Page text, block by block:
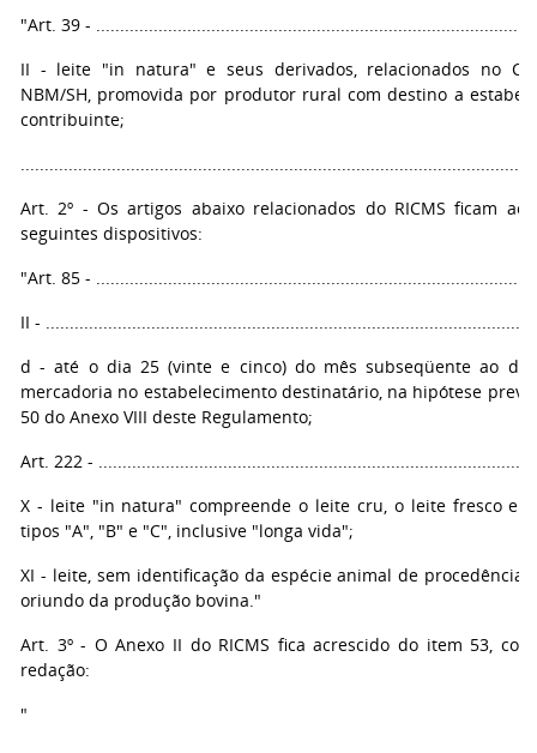
"Art. 39 -
II - leite "in natura" e seus derivados, relacionados no
NBM/SH, promovida por produtor rural com destino a
contribuinte;
Art. 2º - Os artigos abaixo relacionados do RICMS ficam
seguintes dispositivos:
"Art. 85 -
II -
d - até o dia 25 (vinte e cinco) do mês subseqüente ao da
mercadoria no estabelecimento destinatário, na hipótese
50 do Anexo VIII deste Regulamento;
Art. 222 -
X - leite "in natura" compreende o leite cru, o leite fresco e
tipos "A", "B" e "C", inclusive "longa vida";
XI - leite, sem identificação da espécie animal de procedência,
oriundo da produção bovina."
Art. 3º - O Anexo II do RICMS fica acrescido do item 53,
redação:
"